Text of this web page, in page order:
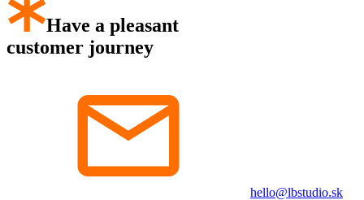
Have a pleasant
customer journey
hello@lbstudio.sk